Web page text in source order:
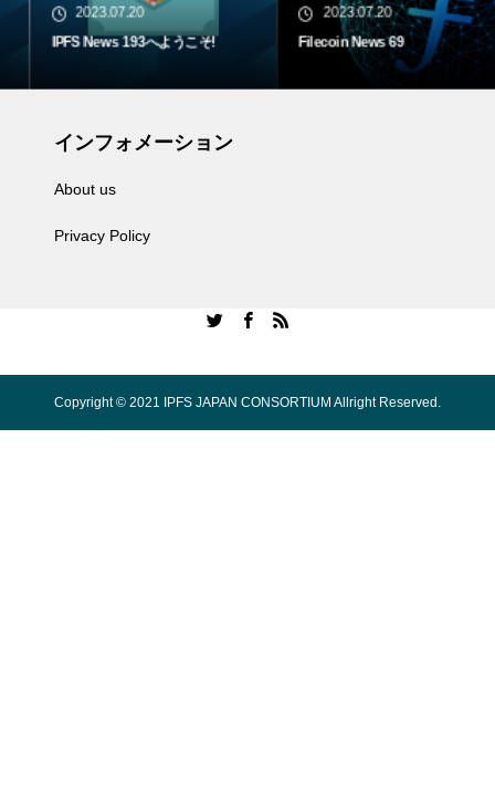
2023.07.20
IPFS News 193へようこそ!
2023.07.20
Filecoin News 69
インフォメーション
About us
Privacy Policy
Copyright © 2021 IPFS JAPAN CONSORTIUM Allright Reserved.